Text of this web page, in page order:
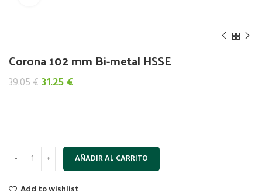
Corona 102 mm Bi-metal HSSE
39.05€El
31.25 €El
AÑADIR AL CARRITO